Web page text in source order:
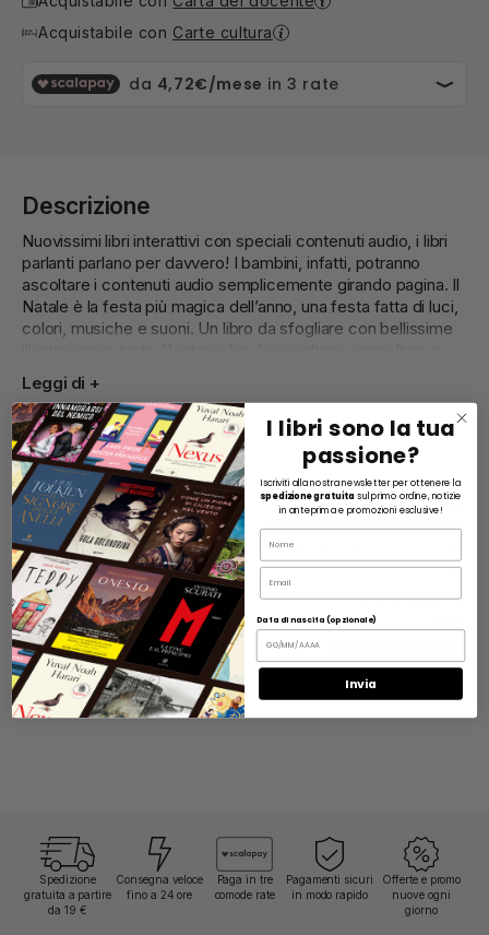
Acquistabile con Carte cultura
Descrizione
Nuovissimi libri interattivi con speciali contenuti audio, i libri
parlanti parlano per davvero! I bambini, infatti, potranno
ascoltare i contenuti audio semplicemente girando pagina. Il
Natale è la festa più magica dell’anno, una festa fatta di luci,
colori, musiche e suoni. Un libro da sfogliare con bellissime
ricordare. Il regalo perfetto da trovare sotto l’albero.
Leggi di +
Dettagli
Editore:
Giunti Editore
Collana:
LIBRI PARLANTI
Copertina:
Cartonato accoppiato
Pagine:
Dimensioni:
15.0 x 21.0 cm
Data di pubblicazione:
8 novembre 2023
ISBN:
Fascia di età:
Età: a partire dai 3 anni
Spedizione
gratuita a partire
da 19 €
Consegna veloce
fino a 24 ore
Paga in tre
comode rate
Pagamenti sicuri
in modo rapido
Offerte e promo
nuove ogni
giorno
I libri sono la tua
passione?
Iscriviti alla nostra newsletter per ottenere la
spedizione gratuitasul primo ordine, notizie
in anteprima e promozioni esclusive!
Name
Email
Data di nascita (opzionale)
Invia